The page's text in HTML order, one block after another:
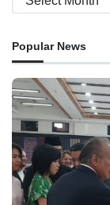
Popular News